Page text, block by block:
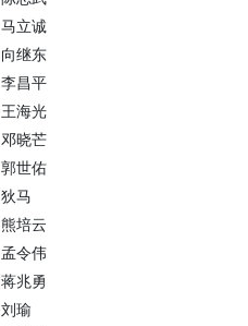
马立诚
向继东
李昌平
王海光
邓晓芒
郭世佑
狄马
熊培云
孟令伟
蒋兆勇
刘瑜